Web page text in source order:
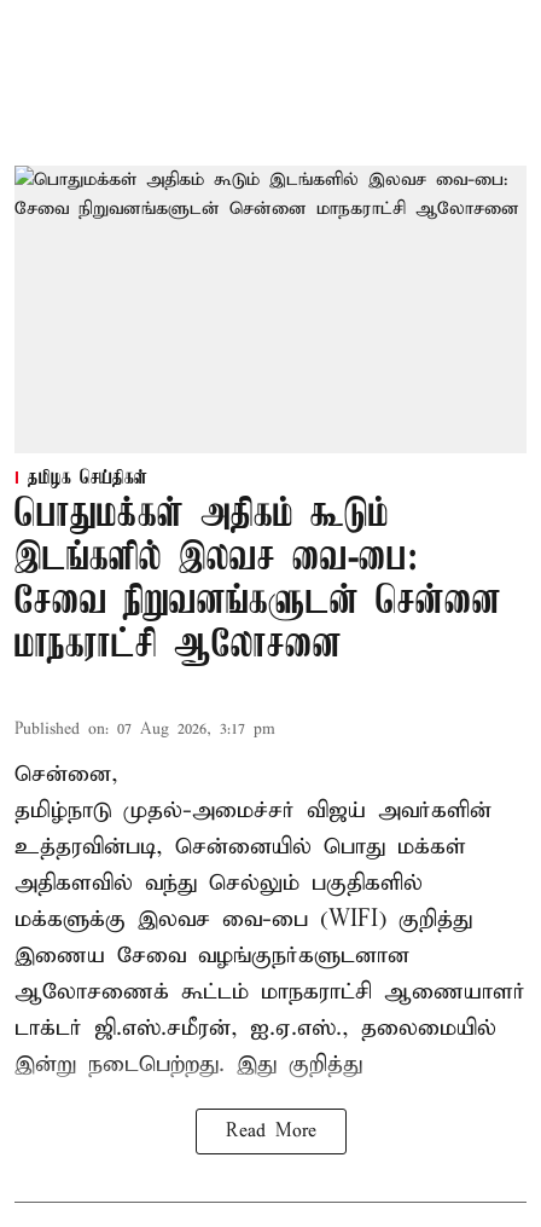
தமிழக செய்திகள்
பொதுமக்கள் அதிகம் கூடும்
இடங்களில் இலவச வை-பை:
சேவை நிறுவனங்களுடன் சென்னை
மாநகராட்சி ஆலோசனை
Published on: 07 Aug 2026, 3:17 pm
சென்னை,
தமிழ்நாடு முதல்-அமைச்சர் விஜய் அவர்களின்
உத்தரவின்படி, சென்னையில் பொது மக்கள்
அதிகளவில் வந்து செல்லும் பகுதிகளில்
மக்களுக்கு இலவச வை-பை (WIFI) குறித்து
இணைய சேவை வழங்குநர்களுடனான
ஆலோசணைக் கூட்டம் மாநகராட்சி ஆணையாளர்
டாக்டர் ஜி.எஸ்.சமீரன், ஐ.ஏ.எஸ்., தலைமையில்
இன்று நடைபெற்றது. இது குறித்து
Read More